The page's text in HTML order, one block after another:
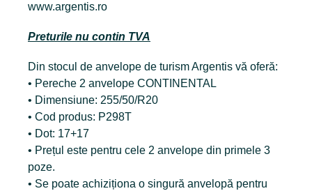
www.argentis.ro
Preturile nu contin TVA
Din stocul de anvelope de turism Argentis vă oferă:
• Pereche 2 anvelope CONTINENTAL
• Dimensiune: 255/50/R20
• Cod produs: P298T
• Dot: 17+17
• Prețul este pentru cele 2 anvelope din primele 3
poze.
• Se poate achiziționa o singură anvelopă pentru